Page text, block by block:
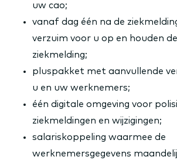
uw cao;
vanaf dag één na de
verzuim voor u op en houden
ziekmelding;
pluspakket met aanvullende
u en uw werknemers;
één digitale omgeving voor
ziekmeldingen en wijzigingen;
salariskoppeling waarmee de
werknemersgegevens